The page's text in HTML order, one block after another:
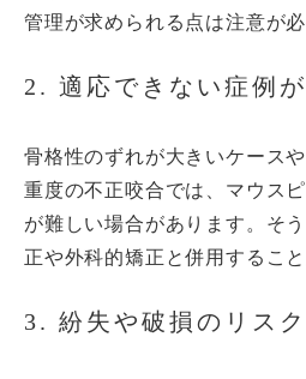
管理が求められる点は注意が必
2. 適応できない症例
骨格性のずれが大きいケース
重度の不正咬合では、マウス
が難しい場合があります。そ
正や外科的矯正と併用するこ
3. 紛失や破損のリスク